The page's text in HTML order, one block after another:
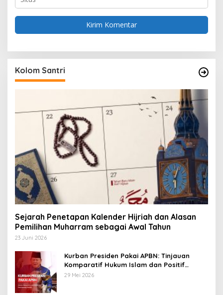
Kolom Santri
Sejarah Penetapan Kalender Hijriah dan Alasan
Pemilihan Muharram sebagai Awal Tahun
23 Juni 2026
Kurban Presiden Pakai APBN: Tinjauan
Komparatif Hukum Islam dan Positif
Negara
29 Mei 2026